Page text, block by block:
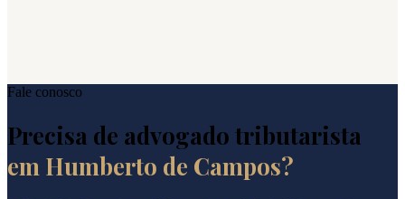
Fale conosco
Precisa de advogado tributarista
em Humberto de Campos?